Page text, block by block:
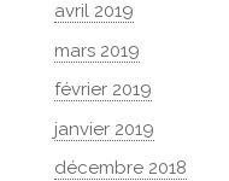
avril 2019
mars 2019
février 2019
janvier 2019
décembre 2018